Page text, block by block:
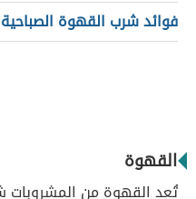
فوائد شرب القهوة الصباحية
القهوة
تُعد القهوة من